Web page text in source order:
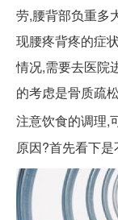
劳,腰背部负重多
现腰疼背疼的症
情况,需要去医院
的考虑是骨质疏
注意饮食的调理,
原因?首先看下